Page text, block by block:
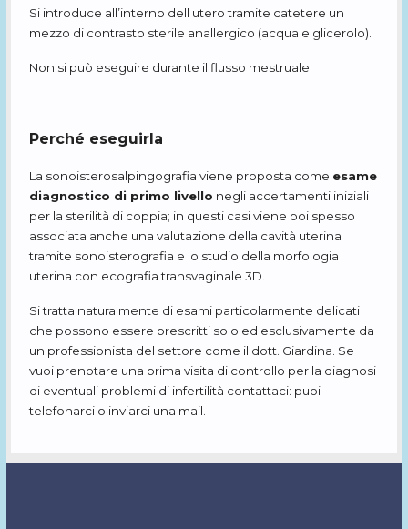
Si introduce all’interno dell utero tramite catetere un
mezzo di contrasto sterile anallergico (acqua e glicerolo).
Non si può eseguire durante il flusso mestruale.
Perché eseguirla
La sonoisterosalpingografia viene proposta come esame
diagnostico di primo livello negli accertamenti iniziali
per la sterilità di coppia; in questi casi viene poi spesso
associata anche una valutazione della cavità uterina
tramite sonoisterografia e lo studio della morfologia
uterina con ecografia transvaginale 3D.
Si tratta naturalmente di esami particolarmente delicati
che possono essere prescritti solo ed esclusivamente da
un professionista del settore come il dott. Giardina. Se
vuoi prenotare una prima visita di controllo per la diagnosi
di eventuali problemi di infertilità contattaci: puoi
telefonarci o inviarci una mail.